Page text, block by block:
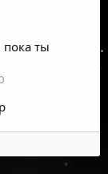
пока ты
ночью и